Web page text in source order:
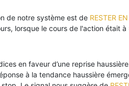
de notre système est de RESTER
lorsque le cours de l'action était
en faveur d’une reprise
à la tendance haussière